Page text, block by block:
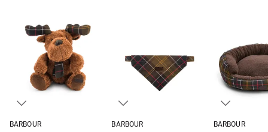
BARBOUR
BARBOUR
BARBOUR